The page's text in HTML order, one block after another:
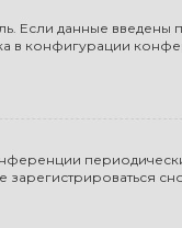
Если данные введены
в конфигурации